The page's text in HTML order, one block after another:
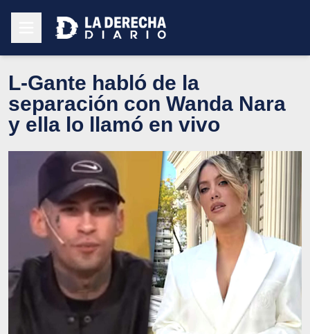
L-Gante habló de la
separación con Wanda Nara
y ella lo llamó en vivo